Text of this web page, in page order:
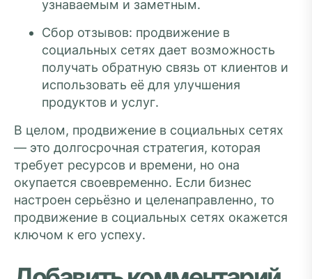
узнаваемым и заметным.
Сбор отзывов: продвижение в
социальных сетях дает возможность
получать обратную связь от клиентов и
использовать её для улучшения
продуктов и услуг.
В целом, продвижение в социальных сетях
— это долгосрочная стратегия, которая
требует ресурсов и времени, но она
окупается своевременно. Если бизнес
настроен серьёзно и целенаправленно, то
продвижение в социальных сетях окажется
ключом к его успеху.